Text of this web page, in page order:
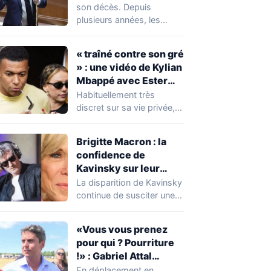
réserver une
mauvaise surprise à
son décès. Depuis
plusieurs années, les
concernant le seuil…
« traîné contre son gré
» : une vidéo de Kylian
Mbappé avec Ester
Expósito en Italie agite
la toile
Habituellement très
discret sur sa vie privée,
Brigitte Macron : la
confidence de
Kavinsky sur leur
relation
La disparition de Kavinsky
continue de susciter une
«Vous vous prenez
pour qui ? Pourriture
!» : Gabriel Attal